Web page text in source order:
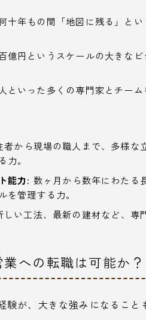
十年もの間「地図に残る」と
億円というスケールの大きな
といった多くの専門家とチー
者から現場の職人まで、多様な
。
能力: 数ヶ月から数年にわたる
を管理する力。
い工法、最新の建材など、専
への転職は可能か？
が、大きな強みになること